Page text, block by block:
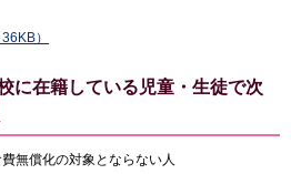
）
に在籍している児童・生徒で次
無償化の対象とならない人